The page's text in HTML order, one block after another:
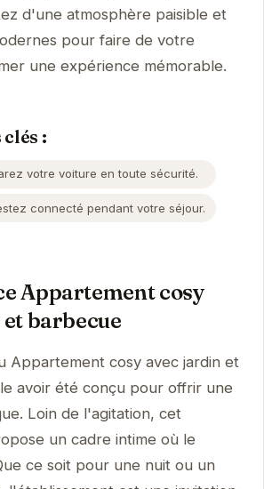
d'une atmosphère paisible et
pour faire de votre
une expérience mémorable.
:
votre voiture en toute sécurité.
connecté pendant votre séjour.
Appartement cosy
barbecue
Appartement cosy avec jardin et
avoir été conçu pour offrir une
Loin de l'agitation, cet
un cadre intime où le
ce soit pour une nuit ou un